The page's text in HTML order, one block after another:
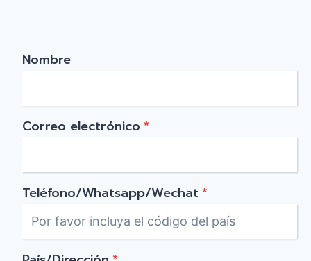
Nombre
Correo electrónico *
Teléfono/Whatsapp/Wechat *